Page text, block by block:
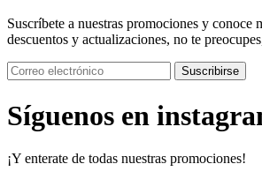
Suscríbete a nuestras promociones y conoce
descuentos y actualizaciones, no te
Suscribirse
Síguenos en
¡Y enterate de todas nuestras promociones!